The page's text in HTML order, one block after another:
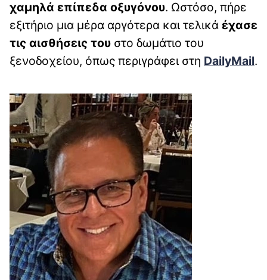
χαμηλά επίπεδα οξυγόνου. Ωστόσο, πήρε
εξιτήριο μια μέρα αργότερα και τελικά έχασε
τις αισθήσεις του στο δωμάτιο του
ξενοδοχείου, όπως περιγράφει στη DailyMail.